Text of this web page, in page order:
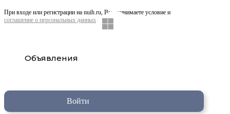
При входе или регистрации на nuih.ru, Вы принимаете условие и
соглашение о персональных данных
Объявления
Войти